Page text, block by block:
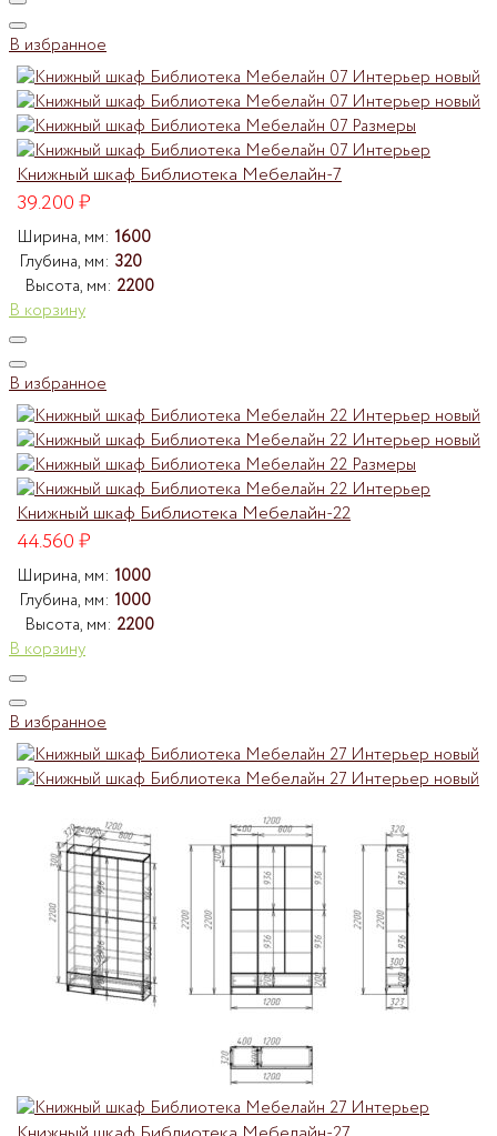
В избранное
Книжный шкаф Библиотека Мебелайн-7
39.200₽
Ширина, мм: 1600
Глубина, мм: 320
Высота, мм: 2200
В корзину
В избранное
Книжный шкаф Библиотека Мебелайн-22
44.560₽
Ширина, мм: 1000
Глубина, мм: 1000
Высота, мм: 2200
В корзину
В избранное